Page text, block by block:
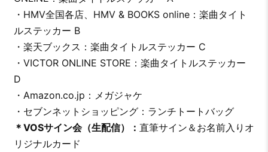
・HMV全国各店、HMV & BOOKS online：楽曲タイト
ルステッカー B
・楽天ブックス：楽曲タイトルステッカー C
・VICTOR ONLINE STORE：楽曲タイトルステッカー
D
・Amazon.co.jp：メガジャケ
・セブンネットショッピング：ランチトートバッグ
＊VOSサイン会（生配信）： 直筆サイン＆お名前入りオ
リジナルカード